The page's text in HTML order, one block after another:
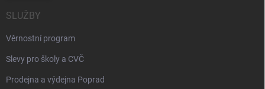
SLUŽBY
Věrnostní program
Slevy pro školy a CVČ
Prodejna a výdejna Poprad